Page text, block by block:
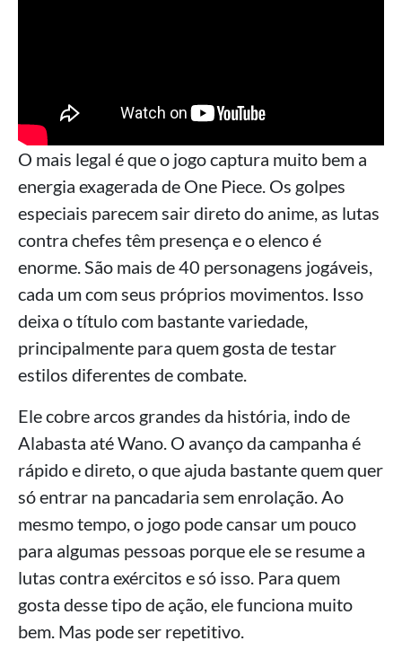
O mais legal é que o jogo captura muito bem a
energia exagerada de One Piece. Os golpes
especiais parecem sair direto do anime, as lutas
contra chefes têm presença e o elenco é
enorme. São mais de 40 personagens jogáveis,
cada um com seus próprios movimentos. Isso
deixa o título com bastante variedade,
principalmente para quem gosta de testar
estilos diferentes de combate.
Ele cobre arcos grandes da história, indo de
Alabasta até Wano. O avanço da campanha é
rápido e direto, o que ajuda bastante quem quer
só entrar na pancadaria sem enrolação. Ao
mesmo tempo, o jogo pode cansar um pouco
para algumas pessoas porque ele se resume a
lutas contra exércitos e só isso. Para quem
gosta desse tipo de ação, ele funciona muito
bem. Mas pode ser repetitivo.